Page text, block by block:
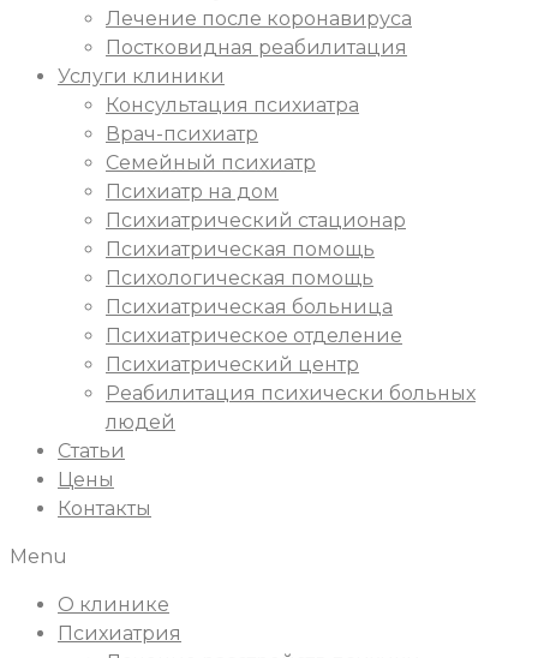
Лечение после коронавируса
Постковидная реабилитация
Услуги клиники
Консультация психиатра
Врач-психиатр
Семейный психиатр
Психиатр на дом
Психиатрический стационар
Психиатрическая помощь
Психологическая помощь
Психиатрическая больница
Психиатрическое отделение
Психиатрический центр
Реабилитация психически больных
людей
Статьи
Цены
Контакты
Menu
О клинике
Психиатрия